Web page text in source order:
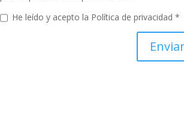
He leído y acepto la Política de privacidad *